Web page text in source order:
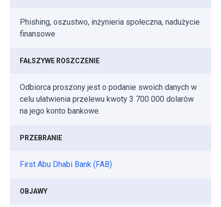
Phishing, oszustwo, inżynieria społeczna, nadużycie
finansowe
FAŁSZYWE ROSZCZENIE
Odbiorca proszony jest o podanie swoich danych w
celu ułatwienia przelewu kwoty 3 700 000 dolarów
na jego konto bankowe.
PRZEBRANIE
First Abu Dhabi Bank (FAB)
OBJAWY